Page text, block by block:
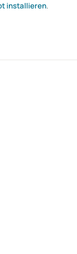
installieren.